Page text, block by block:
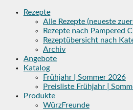
Skip
Rezepte
Alle Rezepte (neueste
Rezepte nach Pampered
Rezeptübersicht nach
Archiv
Angebote
Katalog
Frühjahr | Sommer 2026
Preisliste Frühjahr |
Produkte
WürzFreunde